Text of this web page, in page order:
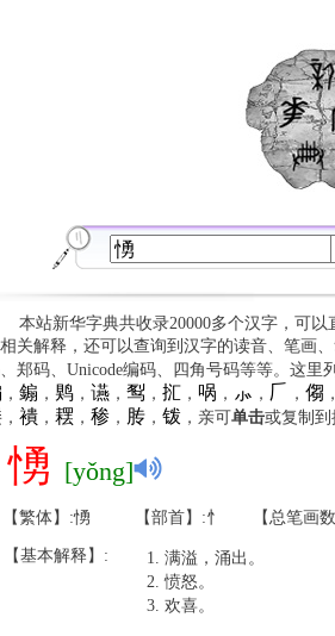
本站新华字典共收录20000多个汉字，可
关解释，还可以查询到汉字的读音、笔画
郑码、Unicode编码、四角号码等等。这里
， 䥇 ， 䴗， 䜩， 䴕， 㧟 ， 㖞 ， ⺗ ， 𠂆 ， 㑳 ，
， 䙡， 䎬 ， 䅟， 䏝， 䥽，亲可单击或复制到
愑 [yǒng]
【繁体】:愑 【部首】:忄 【总笔画
【基本解释】:
满溢，涌出。
愤怒。
欢喜。